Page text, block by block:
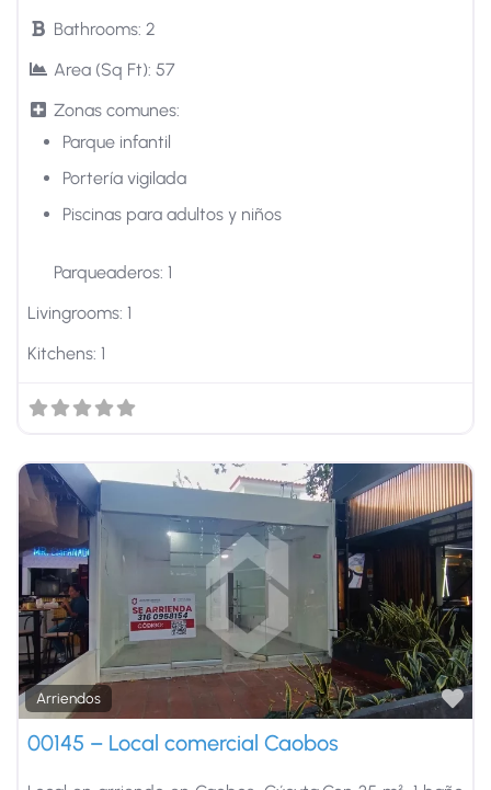
Bathrooms: 2
Area (Sq Ft): 57
Zonas comunes:
Parque infantil
Portería vigilada
Piscinas para adultos y niños
Parqueaderos: 1
Livingrooms: 1
Kitchens: 1
Arriendos
00145 – Local comercial Caobos